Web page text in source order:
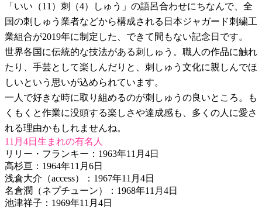
「いい（11）刺（4）しゅう」の語呂合わせにちなんで、全
国の刺しゅう業者などから構成される日本ジャガード刺繍工
業組合が2019年に制定した、できて間もない記念日です。
世界各国に伝統的な技法がある刺しゅう。職人の作品に触れ
たり、手芸として楽しんだりと、刺しゅう文化に親しんでほ
しいという思いが込められています。
一人で好きな時に取り組めるのが刺しゅうの良いところ。も
くもくと作業に没頭する楽しさや達成感も、多くの人に愛さ
れる理由かもしれませんね。
11月4日生まれの有名人
リリー・フランキー：1963年11月4日
高杉亘：1964年11月6日
浅倉大介（access）：1967年11月4日
名倉潤（ネプチューン）：1968年11月4日
池津祥子：1969年11月4日